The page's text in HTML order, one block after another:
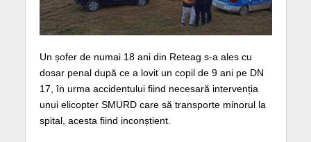
Un șofer de numai 18 ani din Reteag s-a ales cu
dosar penal după ce a lovit un copil de 9 ani pe DN
17, în urma accidentului fiind necesară intervenția
unui elicopter SMURD care să transporte minorul la
spital, acesta fiind inconștient.